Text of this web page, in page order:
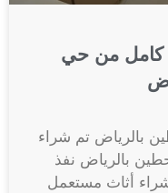
كامل من حي
بالرياض تم شراء
بالرياض نفذ
أثاث مستعمل